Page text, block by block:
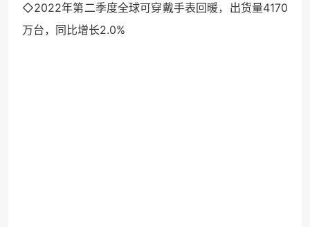
◇2022年第二季度全球可穿戴手表回暖，出货量4170
万台，同比增长2.0%